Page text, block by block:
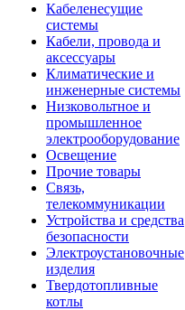
Кабеленесущие
системы
Кабели, провода и
аксессуары
Климатические и
инженерные системы
Низковольтное и
промышленное
электрооборудование
Освещение
Прочие товары
Связь,
телекоммуникации
Устройства и средства
безопасности
Электроустановочные
изделия
Твердотопливные
котлы